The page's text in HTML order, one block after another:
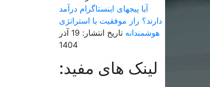
آیا پیجهای اینستاگرام درآمد
دارند؟ راز موفقیت با استراتژی
هوشمندانه
تاریخ انتشار: 19 آذر
1404
لینک های مفید: